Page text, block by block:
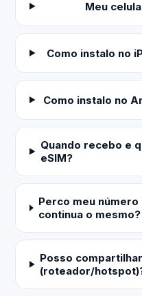
Meu
Como instalo no
Como instalo no
Quando recebo e
eSIM?
Perco meu
continua o mesmo?
Posso
(roteador/